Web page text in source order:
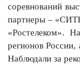
соревнований
партнеры –
«Ростелеком».
регионов
Наблюдали за